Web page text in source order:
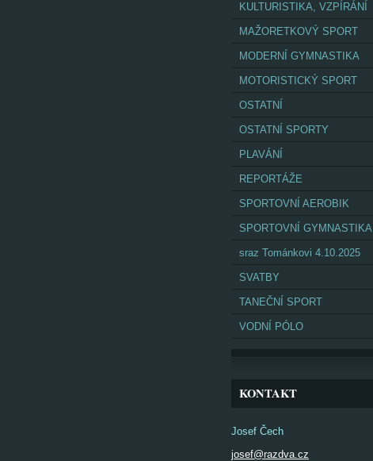
KULTURISTIKA, VZPÍRÁNÍ
MAŽORETKOVÝ SPORT
MODERNÍ GYMNASTIKA
MOTORISTICKÝ SPORT
OSTATNÍ
OSTATNÍ SPORTY
PLAVÁNÍ
REPORTÁŽE
SPORTOVNÍ AEROBIK
SPORTOVNÍ GYMNASTIKA
sraz Tománkovi 4.10.2025
SVATBY
TANEČNÍ SPORT
VODNÍ PÓLO
KONTAKT
Josef Čech
josef@razdva.cz